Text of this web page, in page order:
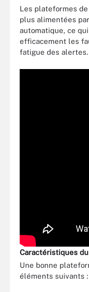
Les plateformes
plus alimentées
automatique, ce
efficacement les
fatigue des alertes.
Caractéristiques du
Une bonne
éléments suivants :